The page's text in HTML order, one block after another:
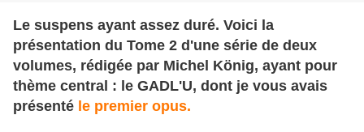
Le suspens ayant assez duré. Voici la
présentation du Tome 2 d'une série de deux
volumes, rédigée par Michel König, ayant pour
thème central : le GADL'U, dont je vous avais
présenté le premier opus.